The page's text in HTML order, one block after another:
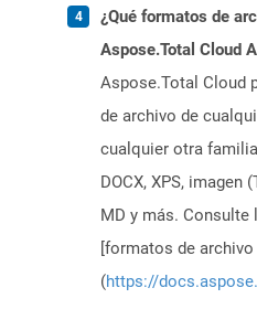
¿Qué formatos de
Aspose.Total Cloud
Aspose.Total Cloud
de archivo de
cualquier otra
DOCX, XPS, imagen
MD y más.
[formatos de
(https://